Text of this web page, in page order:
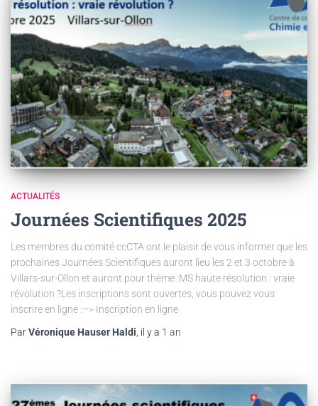
ACTUALITÉS
Journées Scientifiques 2025
Les membres du comité ccCTA ont le plaisir de vous informer que les
prochaines Journées Scientifiques auront lieu les 2 et 3 octobre à
Villars-sur-Ollon et auront pour thème :MS haute résolution : vraie
révolution ?Les inscriptions sont ouvertes, vous pouvez vous
inscrire en ligne :–> Inscription en ligne
ParVéronique Hauser Haldi, il y a 1 an